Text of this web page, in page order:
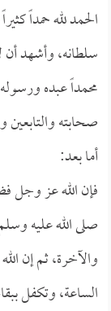
الحمد لله حمداً
سلطانه، وأشهد أن
محمداً عبده
صحابته
أما بعد:
فإن الله عز وجل
صلى الله عليه
والآخرة، ثم إن
الساعة، وتكفل